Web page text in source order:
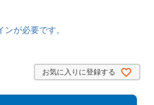
が必要です。
お気に入りに登録する